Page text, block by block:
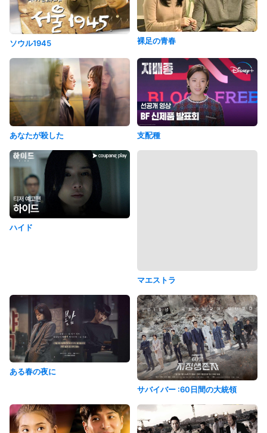
ソウル1945 裸足の青春
あなたが殺した 支配種
ハイド
マエストラ
ある春の夜に
サバイバー :60日間の大統領